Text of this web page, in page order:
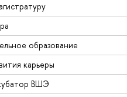
образование
карьеры
ВШЭ